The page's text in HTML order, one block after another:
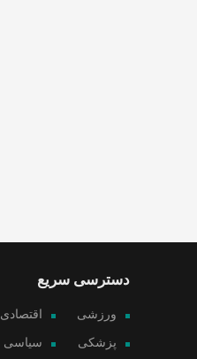
دسترسی سریع
ورزشی اقتصادی
پزشکی سیاسی